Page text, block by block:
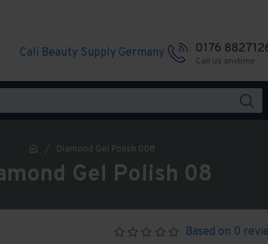
Cali Beauty Supply Germany 0176
Call us anytime
Diamond Gel Polish 008
Gel Polish 08
Based on 0